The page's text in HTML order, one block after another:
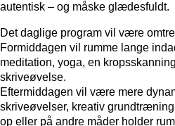
autentisk – og måske glædesfuldt.
Det daglige program vil være
Formiddagen vil rumme lange
meditation, yoga, en
skriveøvelse.
Eftermiddagen vil være mere
skriveøvelser, kreativ
op eller på andre måder holder